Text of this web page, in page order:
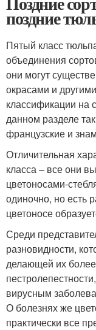
поздние
Пятый класс
объединения
они могут
окрасами и
классификации на
данном разделе
французские и
Отличительная
класса – все они
цветоносами-
одиночно, но есть
цветоносе
Среди
разновидности,
делающей их
вирусным
О болезнях же
практически все